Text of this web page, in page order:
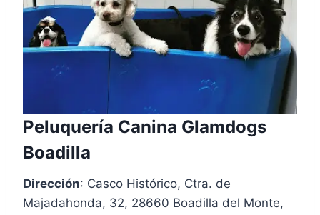
Peluquería Canina Glamdogs
Boadilla
Dirección: Casco Histórico, Ctra. de
Majadahonda, 32, 28660 Boadilla del Monte,